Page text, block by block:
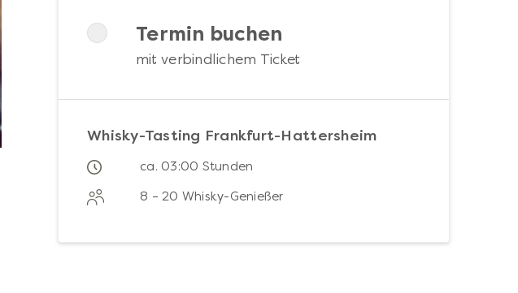
Termin buchen
mit verbindlichem Ticket
Whisky-Tasting Frankfurt-Hattersheim
ca. 03:00 Stunden
8 – 20 Whisky-Genießer